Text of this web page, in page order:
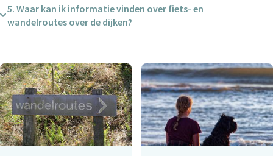
Waddenzeedijk zijn stukken goed begaanbaar.
Zeker, zolang je rekening houdt met verkeer op de
fietspaden en de weersomstandigheden.
5. Waar kan ik informatie vinden over fiets- en
wandelroutes over de dijken?
via LekkerNaarZee ontvang je onze persoonlijke tips!